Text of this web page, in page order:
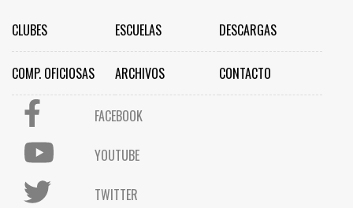
CLUBES ESCUELAS DESCARGAS
COMP. OFICIOSAS ARCHIVOS CONTACTO
FACEBOOK
YOUTUBE
TWITTER